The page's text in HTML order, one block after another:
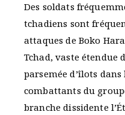
Des soldats
tchadiens sont
attaques de Boko
Tchad, vaste étendue
parsemée d’îlots
combattants du
branche dissidente